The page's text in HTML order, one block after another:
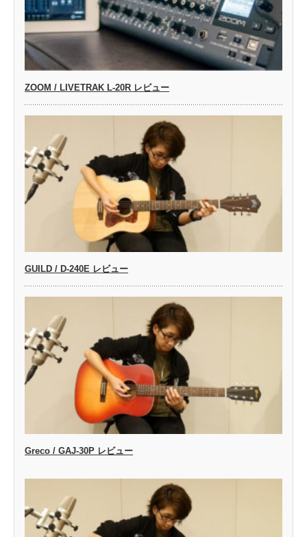
ZOOM / LIVETRAK L-20R レビュー
GUILD / D-240E レビュー
Greco / GAJ-30P レビュー